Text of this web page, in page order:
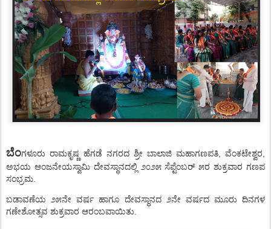
ಬೆಂಗಳೂರು ರಾಮಕೃಷ್ಣ ಹೆಗಡೆ ನಗರದ ಶ್ರೀ ಬಾಲಾಜಿ ಮಹಾಗಣಪತಿ, ವೆಂಕಟೇಶ್ವರ,
ಅಭಯ ಆಂಜನೇಯಸ್ವಾಮಿ ದೇವಸ್ಥಾನದಲ್ಲಿ ೨೦೨೫ ಸೆಪ್ಟೆಂಬರ್‌ ೫ರ ಶುಕ್ರವಾರ ಗಣಪ
ಸಂಭ್ರಮ.
ಬಡಾವಣೆಯ ೨೫ನೇ ವರ್ಷ ಹಾಗೂ ದೇವಸ್ಥಾನದ ೨ನೇ ವರ್ಷದ ಮೂರು ದಿನಗಳ
ಗಣೇಶೋತ್ಸವ ಶುಕ್ರವಾರ ಆರಂಬವಾಯಿತು.